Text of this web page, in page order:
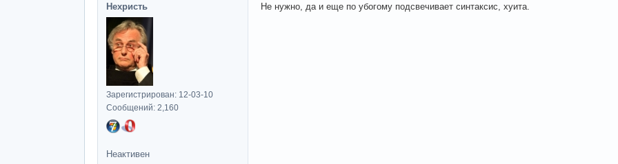
Нехристь
Зарегистрирован: 12-03-10
Сообщений: 2,160
Не нужно, да и еще по убогому подсвечивает синтаксис, хуита.
Неактивен